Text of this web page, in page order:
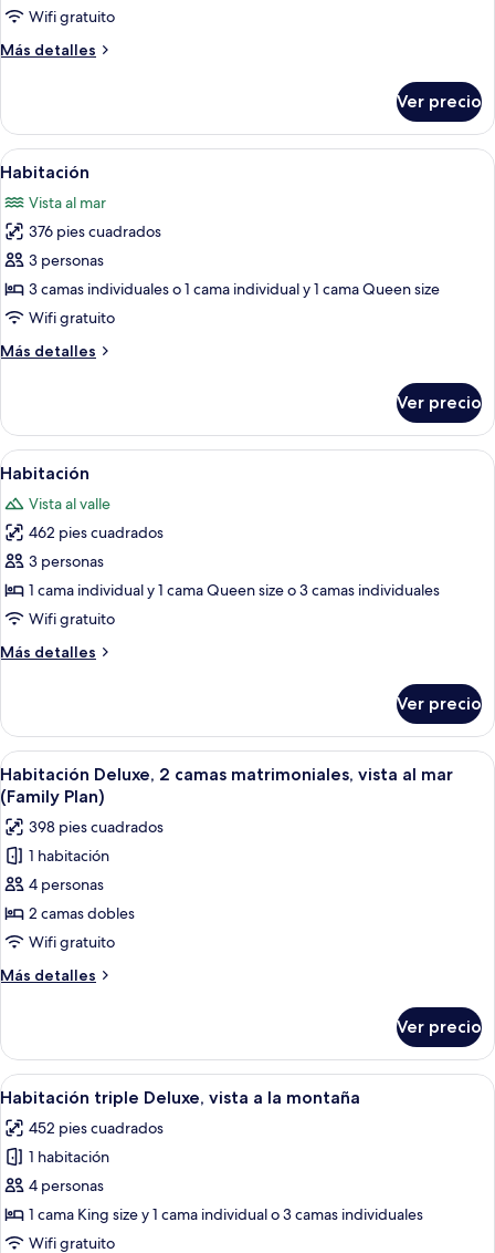
Wifi gratuito
Más detalles
Más
Ver precio
Abrir
todas
las
fotos
de
Habitación
Habitación de hotel con una cama
9
Habitación
Vista al mar
376 pies cuadrados
3 personas
3 camas individuales o 1 cama individual y 1 cama Queen size
Wifi gratuito
Más detalles
Más
Ver precio
Abrir
todas
las
fotos
de
Habitación
Habitación de hotel con dos camas,
7
Habitación
Vista al valle
462 pies cuadrados
3 personas
1 cama individual y 1 cama Queen size o 3 camas individuales
Wifi gratuito
Más detalles
Más
Ver precio
Abrir
todas
las
fotos
de
Habitación
Deluxe,
2
camas
matrimoniales,
al
mar
(Family
Plan)
Habitación de hotel con dos camas,
9
Habitación Deluxe, 2 camas matrimoniales, vista al mar
(Family Plan)
398 pies cuadrados
1 habitación
4 personas
2 camas dobles
Wifi gratuito
Más detalles
Más
Deluxe,
camas
vista
al
(Family
Plan)
Ver precio
Abrir
todas
las
fotos
de
Habitación
triple
Habitación de hotel con dos camas,
6
Habitación triple Deluxe, vista a la montaña
452 pies cuadrados
1 habitación
4 personas
1 cama King size y 1 cama individual o 3 camas individuales
Wifi gratuito